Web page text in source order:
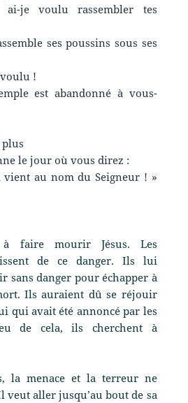
je voulu rassembler tes
ses poussins sous ses
voulu !
est abandonné à vous-
le jour où vous direz :
au nom du Seigneur ! »
à faire mourir Jésus. Les
de ce danger. Ils lui
sans danger pour échapper à
Ils auraient dû se réjouir
qui avait été annoncé par les
de cela, ils cherchent à
la menace et la terreur ne
veut aller jusqu’au bout de sa